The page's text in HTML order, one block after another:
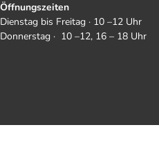
Öffnungszeiten
Dienstag bis Freitag · 10 –12 Uhr
Donnerstag · 10 –12, 16 – 18 Uhr